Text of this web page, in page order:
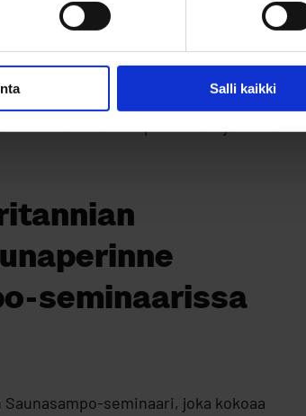
Salli kaikki
nyt myös Tuiraan. Sanomalehti Kalevan
seminaarissa
seminaari, joka kokoaa